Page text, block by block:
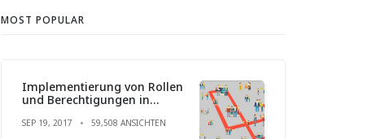
MOST POPULAR
Implementierung von Rollen
und Berechtigungen in
SEP 19, 2017 59,508 ANSICHTEN